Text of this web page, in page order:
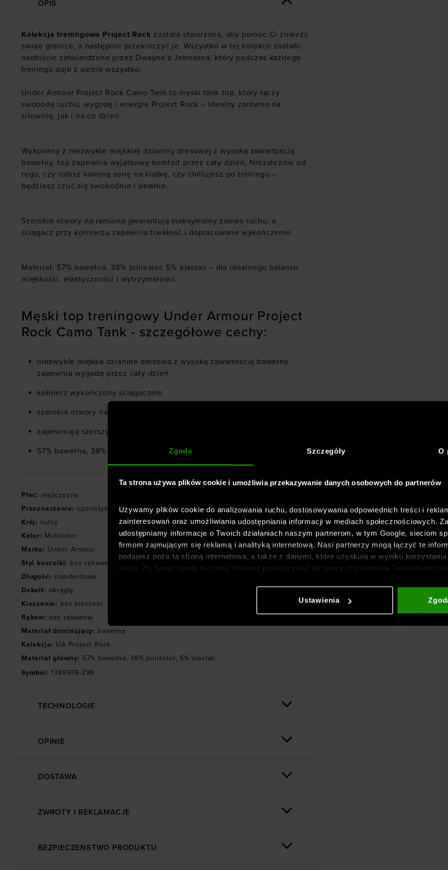
Zgoda Szczegóły O
Ta strona używa plików cookie i umożliwia przekazywanie danych osobowych do partnerów
Używamy plików cookie do analizowania ruchu, dostosowywania odpowiednich treści i
zainteresowań oraz umożliwiania udostępniania informacji w mediach społecznościowych.
udostępniamy informacje o Twoich działaniach naszym partnerom, w tym Google, sieciom
firmom zajmującym się reklamą i analityką internetową. Nasi partnerzy mogą łączyć te
podajesz poza tą stroną internetową, a także z danymi, które uzyskują w wyniku
usług. Za Twoją zgodą możemy również przekazywać do naszych partnerów Twoje dane
społecznościowych). Szczegółowe informacje znajdziesz w naszej
Polityce prywatności
Ustawienia
OPIS
Kolekcja treningowa Project Rock została stworzona, aby pomóc Ci znaleźć
swoje granice, a następnie przekroczyć je. Wszystko w tej kolekcji zostało
osobiście zatwierdzone przez Dwayne'a Johnsona, który podczas każdego
treningu daje z siebie wszystko.
Under Armour Project Rock Camo Tank to męski tank top, który łączy
swobodę ruchu, wygodę i energię Project Rock – idealny zarówno na
siłownię, jak i na co dzień.
Wykonany z niezwykle miękkiej dzianiny dresowej z wysoką zawartością
bawełny, top zapewnia wyjątkowy komfort przez cały dzień. Niezależnie od
tego, czy robisz kolejną serię na klatkę, czy chillujesz po treningu –
będziesz czuć się swobodnie i pewnie.
Szerokie otwory na ramiona gwarantują maksymalny zakres ruchu, a
ściągacz przy kołnierzu zapewnia trwałość i dopracowane wykończenie.
Materiał: 57% bawełna, 38% poliester, 5% elastan – dla idealnego balansu
miękkości, elastyczności i wytrzymałości.
Męski top treningowy Under Armour Project
Rock Camo Tank - szczegółowe cechy:
niezwykle miękka dzianina dresowa z wysoką zawartością bawełny
zapewnia wygodę przez cały dzień
kołnierz wykończony ściągaczem
szerokie otwory na ramiona
zapewniają szerszy zakres ruchu
57% bawełna, 38% poliester, 5% elastan
Płeć: mężczyzna
Przeznaczenie: sportstyle
fitness / trening
Krój: luźny
Kolor: Multikolor
Marka: Under Armour
Styl koszulki: bez rękawów
Długość: standardowa
Dekolt: okrągły
Kieszenie: bez kieszeni
Rękaw: bez rękawów
Materiał dominujący: bawełna
Kolekcja: UA Project Rock
Materiał główny: 57% bawełna, 38% poliester, 5% elastan
Symbol: 1389978-299
TECHNOLOGIE
OPINIE
DOSTAWA
ZWROTY I REKLAMACJE
BEZPIECZEŃSTWO PRODUKTU